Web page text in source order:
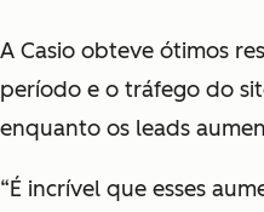
A Casio obteve ótimos
período e o tráfego do
enquanto os leads
“É incrível que esses